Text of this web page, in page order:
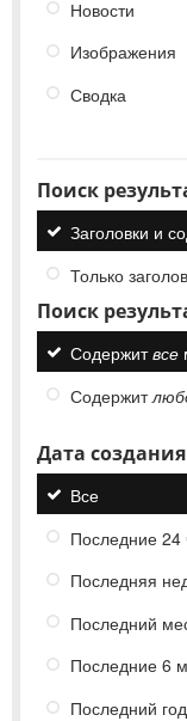
Новости
Изображения
Сводка
Поиск
Заголовки и
Только
Поиск
Содержитвсе
Содержит
Дата создания
Все
Последние 24
Последняя
Последний
Последние 6
Последний год